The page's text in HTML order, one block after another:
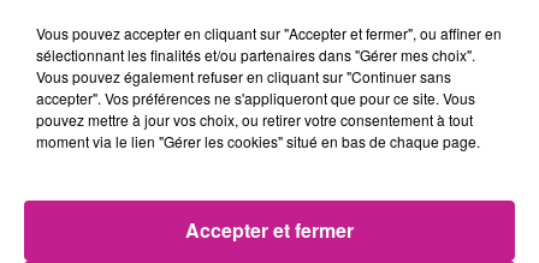
Adrien Wild, connu pour ses apparitions au "Plus Grand
Cabaret du Monde" de Patrick Sébastien, vous promet une
soirée de magie et de rires.
Le spectacle débutera demain à 20h30 à l’espace Rive Droite
TITRES DIFFUSÉS
Vous pouvez accepter en cliquant sur "Accepter et fermer", ou affiner en
sélectionnant les finalités et/ou partenaires dans "Gérer mes choix".
Vous pouvez également refuser en cliquant sur "Continuer sans
accepter". Vos préférences ne s'appliqueront que pour ce site. Vous
pouvez mettre à jour vos choix, ou retirer votre consentement à tout
moment via le lien "Gérer les cookies" situé en bas de chaque page.
Accepter et fermer